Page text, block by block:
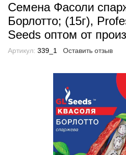
Семена Фасоли
Борлотто; (15г),
Seeds оптом от
Артикул: 339_1 Оставить отзыв